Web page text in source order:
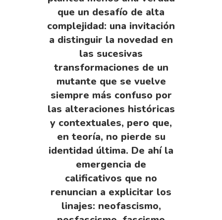
que un desafío de alta
complejidad: una invitación
a distinguir la novedad en
las sucesivas
transformaciones de un
mutante que se vuelve
siempre más confuso por
las alteraciones históricas
y contextuales, pero que,
en teoría, no pierde su
identidad última. De ahí la
emergencia de
calificativos que no
renuncian a explicitar los
linajes: neofascismo,